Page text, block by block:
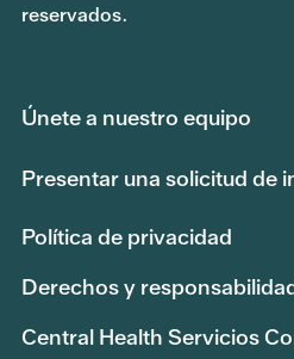
reservados.
Únete a nuestro equipo
Presentar una solicitud de
Política de privacidad
Derechos y
Central Health Servicios